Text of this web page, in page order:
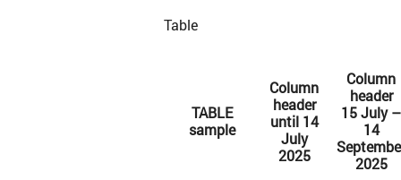
Table
TABLE
sample
Column
header
until 14
July
2025
Column
header
15 July –
14
2025